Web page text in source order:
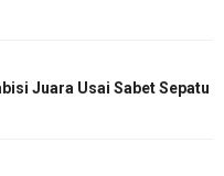
Juara Usai Sabet Sepatu